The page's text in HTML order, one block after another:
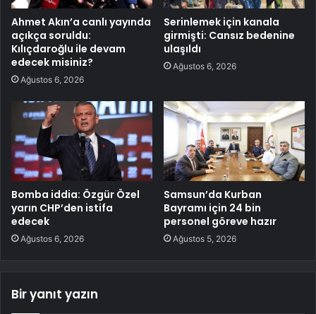
Ahmet Akın’a canlı yayında
açıkça soruldu:
Kılıçdaroğlu ile devam
edecek misiniz?
Ağustos 6, 2026
Serinlemek için kanala
girmişti: Cansız bedenine
ulaşıldı
Ağustos 6, 2026
Bomba iddia: Özgür Özel
yarın CHP’den istifa
edecek
Ağustos 6, 2026
Samsun’da Kurban
Bayramı için 24 bin
personel göreve hazır
Ağustos 5, 2026
Bir yanıt yazın